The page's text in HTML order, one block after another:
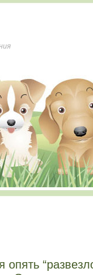
опять